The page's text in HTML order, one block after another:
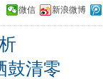
微信 新浪微博
鼓清零